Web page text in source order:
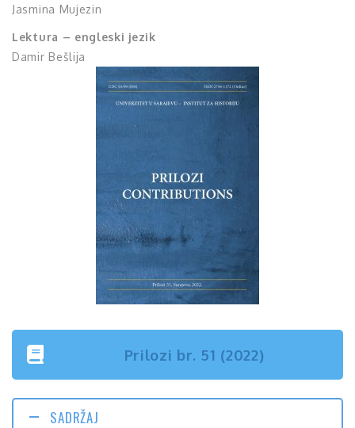
Jasmina Mujezin
Lektura – engleski jezik
Damir Bešlija
Prilozi br. 51 (2022)
SADRŽAJ